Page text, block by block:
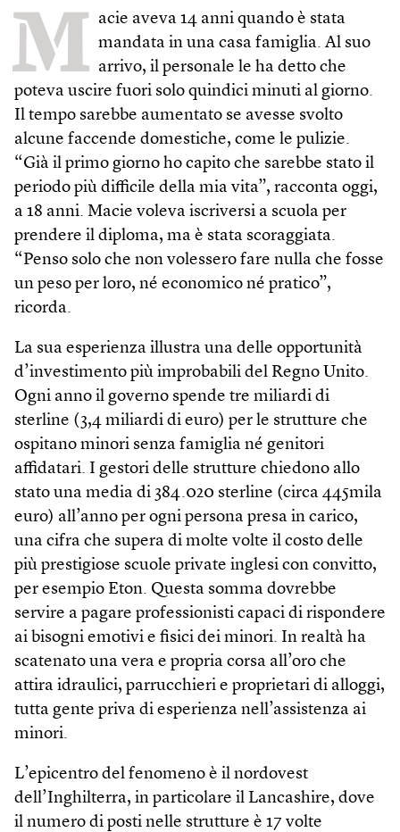
M acie aveva 14 anni quando è stata
mandata in una casa famiglia. Al suo
arrivo, il personale le ha detto che
poteva uscire fuori solo quindici minuti al giorno.
Il tempo sarebbe aumentato se avesse svolto
alcune faccende domestiche, come le pulizie.
“Già il primo giorno ho capito che sarebbe stato il
periodo più difficile della mia vita”, racconta oggi,
a 18 anni. Macie voleva iscriversi a scuola per
prendere il diploma, ma è stata scoraggiata.
“Penso solo che non volessero fare nulla che fosse
un peso per loro, né economico né pratico”,
ricorda.
La sua esperienza illustra una delle opportunità
d’investimento più improbabili del Regno Unito.
Ogni anno il governo spende tre miliardi di
sterline (3,4 miliardi di euro) per le strutture che
ospitano minori senza famiglia né genitori
affidatari. I gestori delle strutture chiedono allo
stato una media di 384.020 sterline (circa 445mila
euro) all’anno per ogni persona presa in carico,
una cifra che supera di molte volte il costo delle
più prestigiose scuole private inglesi con convitto,
per esempio Eton. Questa somma dovrebbe
servire a pagare professionisti capaci di rispondere
ai bisogni emotivi e fisici dei minori. In realtà ha
scatenato una vera e propria corsa all’oro che
attira idraulici, parrucchieri e proprietari di alloggi,
tutta gente priva di esperienza nell’assistenza ai
minori.
L’epicentro del fenomeno è il nordovest
dell’Inghilterra, in particolare il Lancashire, dove
il numero di posti nelle strutture è 17 volte